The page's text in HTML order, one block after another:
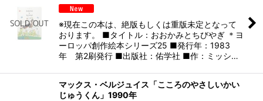
※現在この本は、絶版もしくは重版未定となって
おります。 ■タイトル：おおかみとちびやぎ ＊ヨ
ーロッパ創作絵本シリーズ25 ■発行年：1983
年 第2刷発行 ■出版社：佑学社 ■作：ミッシ…
マックス・ベルジュイス「こころのやさしいかい
じゅうくん」1990年